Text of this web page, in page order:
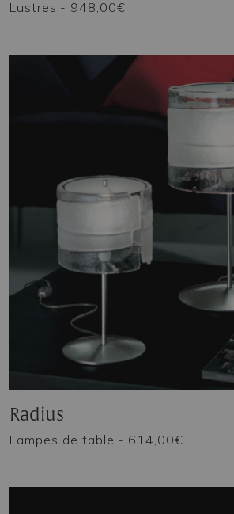
Lustres - 948,00€
Radius
Lampes de table - 614,00€